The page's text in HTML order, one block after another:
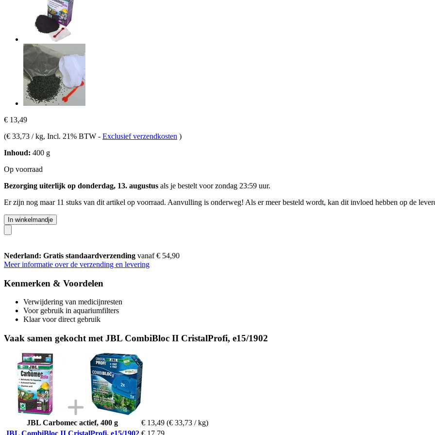
€ 13,49
(€ 33,73 / kg, Incl. 21% BTW - Exclusief verzendkosten )
Inhoud: 400 g
Op voorraad
Bezorging uiterlijk op donderdag, 13. augustus als je bestelt voorzondag 23:59 uur.
Er zijn nog maar 11 stuks van dit artikel op voorraad. Aanvulling is onderweg! Als er meer besteld wordt, kan dit invloed hebben op de
In winkelmandje
Nederland: Gratis standaardverzending vanaf € 54,90
Meer informatie over de verzending en levering
Kenmerken & Voordelen
Verwijdering van medicijnresten
Voor gebruik in aquariumfilters
Klaar voor direct gebruik
Vaak samen gekocht met JBL CombiBloc II CristalProfi, e15/1902
JBL Carbomec actief, 400 g € 13,49 (€ 33,73 / kg)
JBL CombiBloc II CristalProfi, e15/1902 € 17,79